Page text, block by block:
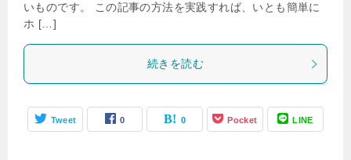
いものです。 この記事の方法を実践すれば、いとも簡単に
ホ […]
続きを読む
Tweet 0 0 Pocket LINE